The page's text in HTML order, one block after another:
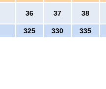
36 37 38
325 330 335